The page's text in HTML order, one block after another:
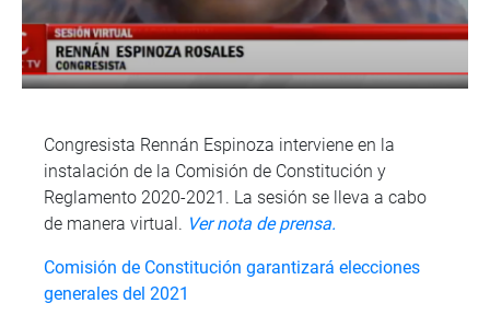
Congresista Rennán Espinoza interviene en la
instalación de la Comisión de Constitución y
Reglamento 2020-2021. La sesión se lleva a cabo
de manera virtual. Ver nota de prensa.
Comisión de Constitución garantizará elecciones
generales del 2021